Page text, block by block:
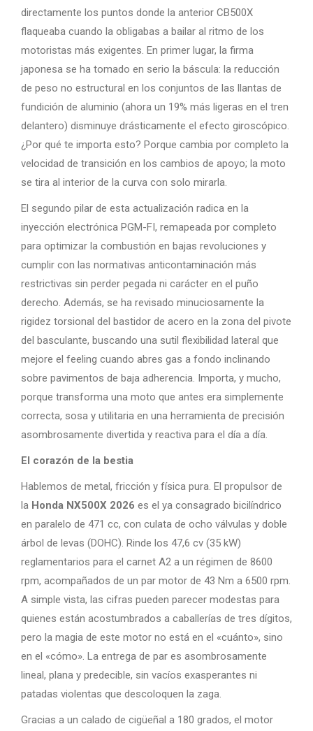
directamente los puntos donde la anterior CB500X
flaqueaba cuando la obligabas a bailar al ritmo de los
motoristas más exigentes. En primer lugar, la firma
japonesa se ha tomado en serio la báscula: la reducción
de peso no estructural en los conjuntos de las llantas de
fundición de aluminio (ahora un 19% más ligeras en el tren
delantero) disminuye drásticamente el efecto giroscópico.
¿Por qué te importa esto? Porque cambia por completo la
velocidad de transición en los cambios de apoyo; la moto
se tira al interior de la curva con solo mirarla.
El segundo pilar de esta actualización radica en la
inyección electrónica PGM-FI, remapeada por completo
para optimizar la combustión en bajas revoluciones y
cumplir con las normativas anticontaminación más
restrictivas sin perder pegada ni carácter en el puño
derecho. Además, se ha revisado minuciosamente la
rigidez torsional del bastidor de acero en la zona del pivote
del basculante, buscando una sutil flexibilidad lateral que
mejore el feeling cuando abres gas a fondo inclinando
sobre pavimentos de baja adherencia. Importa, y mucho,
porque transforma una moto que antes era simplemente
correcta, sosa y utilitaria en una herramienta de precisión
asombrosamente divertida y reactiva para el día a día.
El corazón de la bestia
Hablemos de metal, fricción y física pura. El propulsor de
la Honda NX500X 2026 es el ya consagrado bicilíndrico
en paralelo de 471 cc, con culata de ocho válvulas y doble
árbol de levas (DOHC). Rinde los 47,6 cv (35 kW)
reglamentarios para el carnet A2 a un régimen de 8600
rpm, acompañados de un par motor de 43 Nm a 6500 rpm.
A simple vista, las cifras pueden parecer modestas para
quienes están acostumbrados a caballerías de tres dígitos,
pero la magia de este motor no está en el «cuánto», sino
en el «cómo». La entrega de par es asombrosamente
lineal, plana y predecible, sin vacíos exasperantes ni
patadas violentas que descoloquen la zaga.
Gracias a un calado de cigüeñal a 180 grados, el motor